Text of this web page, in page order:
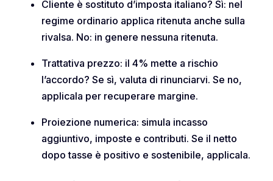
Cliente è sostituto d’imposta italiano? Sì: nel
regime ordinario applica ritenuta anche sulla
rivalsa. No: in genere nessuna ritenuta.
Trattativa prezzo: il 4% mette a rischio
l’accordo? Se sì, valuta di rinunciarvi. Se no,
applicala per recuperare margine.
Proiezione numerica: simula incasso
aggiuntivo, imposte e contributi. Se il netto
dopo tasse è positivo e sostenibile, applicala.